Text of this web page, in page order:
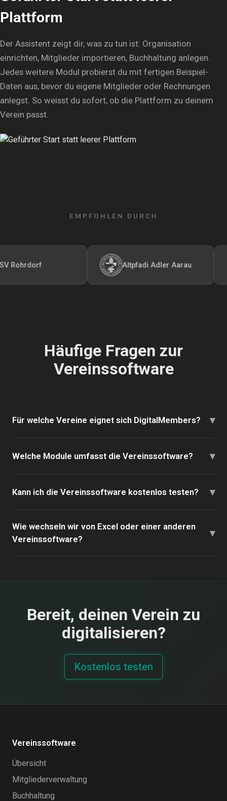
Plattform
Der Assistent zeigt dir, was zu tun ist: Organisation
einrichten, Mitglieder importieren, Buchhaltung anlegen.
Jedes weitere Modul probierst du mit fertigen Beispiel-
Daten aus, bevor du eigene Mitglieder oder Rechnungen
anlegst. So weisst du sofort, ob die Plattform zu deinem
Verein passt.
EMPFOHLEN DURCH
Altpfadi Adler Aarau
Häufige Fragen zur
Vereinssoftware
Für welche Vereine eignet sich DigitalMembers? ▾
Welche Module umfasst die Vereinssoftware? ▾
Kann ich die Vereinssoftware kostenlos testen? ▾
Wie wechseln wir von Excel oder einer anderen
Vereinssoftware?
▾
Bereit, deinen Verein zu
digitalisieren?
Kostenlos testen
Vereinssoftware
Übersicht
Mitgliederverwaltung
Buchhaltung